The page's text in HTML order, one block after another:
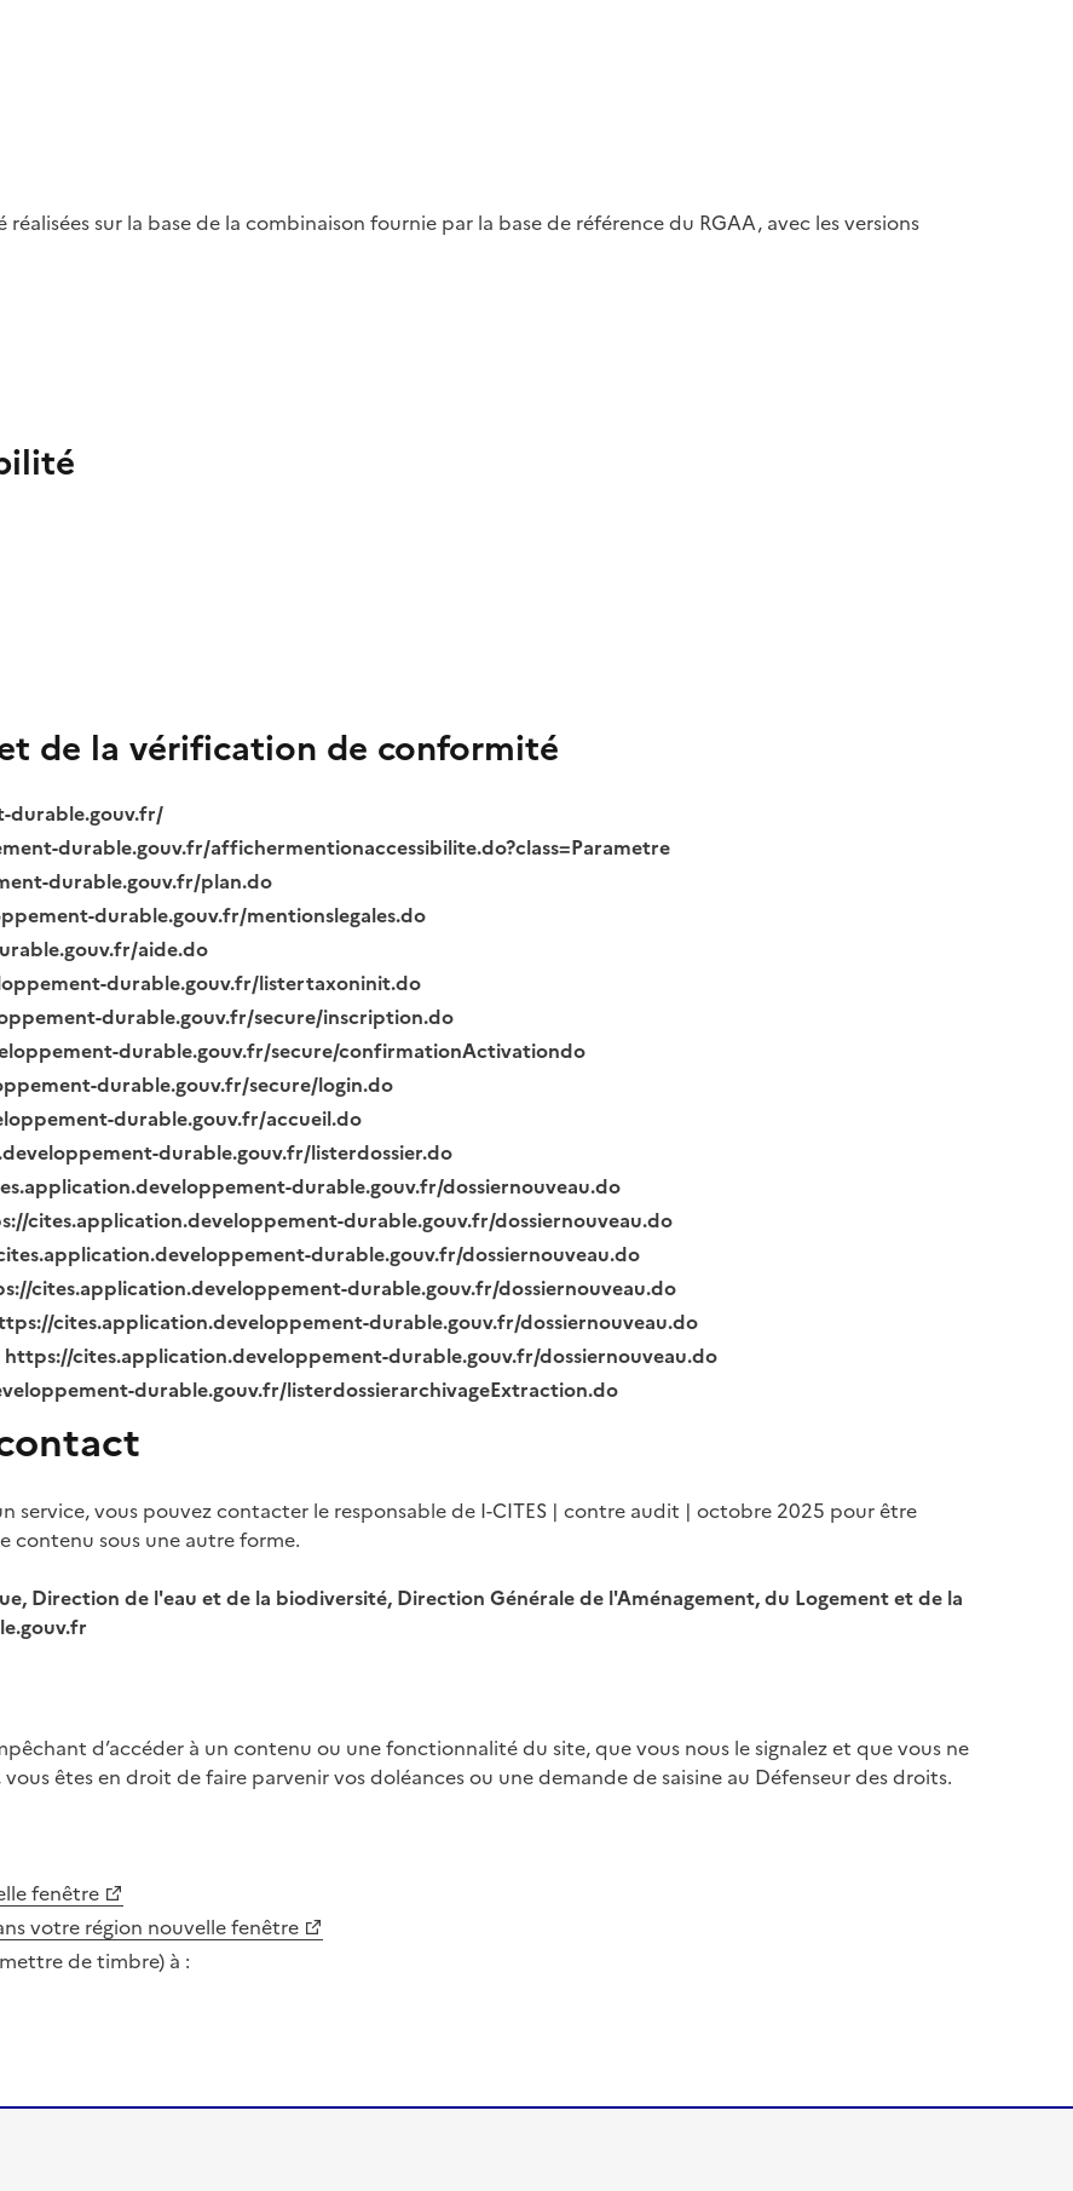
sur la base de la combinaison fournie par la base de référence du RGAA, avec les versions
de la vérification de conformité
durable.gouv.fr/
durable.gouv.fr/affichermentionaccessibilite.do?class=Parametre
durable.gouv.fr/plan.do
durable.gouv.fr/mentionslegales.do
aide.do
durable.gouv.fr/listertaxoninit.do
durable.gouv.fr/secure/inscription.do
durable.gouv.fr/secure/confirmationActivationdo
durable.gouv.fr/secure/login.do
durable.gouv.fr/accueil.do
durable.gouv.fr/listerdossier.do
durable.gouv.fr/dossiernouveau.do
cites.application.developpement-durable.gouv.fr/dossiernouveau.do
durable.gouv.fr/dossiernouveau.do
cites.application.developpement-durable.gouv.fr/dossiernouveau.do
cites.application.developpement-durable.gouv.fr/dossiernouveau.do
https://cites.application.developpement-durable.gouv.fr/dossiernouveau.do
durable.gouv.fr/listerdossierarchivageExtraction.do
service, vous pouvez contacter le responsable de I-CITES | contre audit | octobre 2025 pour être
contenu sous une autre forme.
Direction de l'eau et de la biodiversité, Direction Générale de l'Aménagement, du Logement et de la
d’accéder à un contenu ou une fonctionnalité du site, que vous nous le signalez et que vous ne
êtes en droit de faire parvenir vos doléances ou une demande de saisine au Défenseur des droits.
fenêtre
votre région nouvelle fenêtre
de timbre) à :